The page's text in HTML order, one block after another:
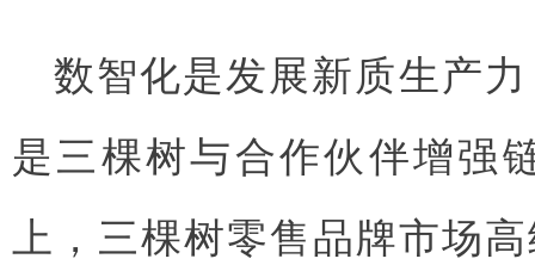
数智化是发展新质生产
是三棵树与合作伙伴增强
上，三棵树零售品牌市场